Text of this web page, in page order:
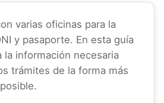
varias oficinas para la
y pasaporte. En esta guía
la información necesaria
trámites de la forma más